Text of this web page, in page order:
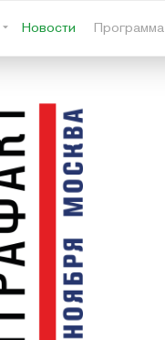
Новости Программа